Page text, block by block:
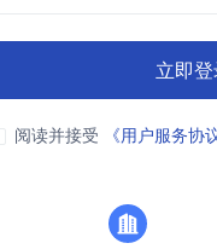
立即
阅读并接受 《用户服务协